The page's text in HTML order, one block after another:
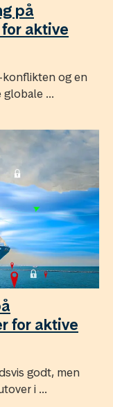
på
aktive
og en
...
for aktive
godt, men
i ...